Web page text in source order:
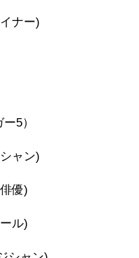
ナー)
5）
ャン)
優)
ル)